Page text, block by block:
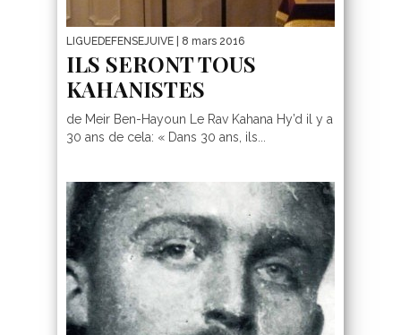
LIGUEDEFENSEJUIVE | 8 mars 2016
ILS SERONT TOUS
KAHANISTES
de Meir Ben-Hayoun Le Rav Kahana Hy’d il y a
30 ans de cela: « Dans 30 ans, ils...